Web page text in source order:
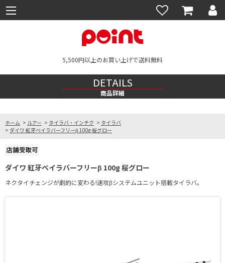
5,500円以上のお買い上げで送料無料
DETAILS
商品詳細
ホーム > ルアー > タイラバ・インチク > タイラバ
> ダイワ 紅牙ベイラバーフリーβ 100g 桜グロー
ダイワ 紅牙ベイラバーフリーβ 100g 桜グロー
ネクタイチェンジが劇的に変わる!速攻βシステムユニット搭載タイラバ。